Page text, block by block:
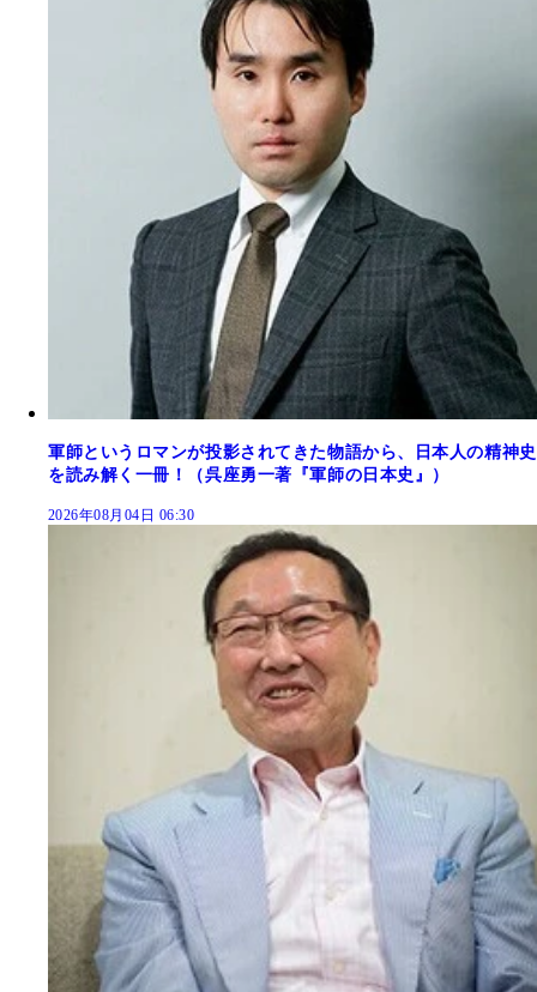
軍師というロマンが投影されてきた物語から、日本人の精神史
を読み解く一冊！（呉座勇一著『軍師の日本史』）
2026年08月04日 06:30